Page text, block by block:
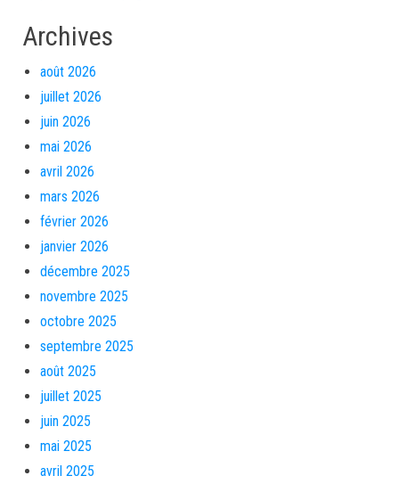
Archives
août 2026
juillet 2026
juin 2026
mai 2026
avril 2026
mars 2026
février 2026
janvier 2026
décembre 2025
novembre 2025
octobre 2025
septembre 2025
août 2025
juillet 2025
juin 2025
mai 2025
avril 2025